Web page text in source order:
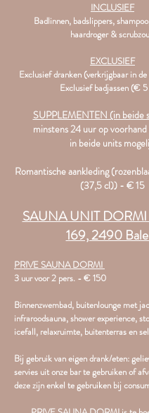
INCLUSIEF
Badlinnen, badslippers,
haardroger &
EXCLUSIEF
Exclusief dranken (verkrijgbaar in
Exclusief badjassen (€
SUPPLEMENTEN (in beide
minstens 24 uur op
in beide units
Romantische aankleding
(37,5 cl)) - € 15
SAUNA UNIT DORMI
169, 2490
PRIVE SAUNA DORMI
3 uur voor 2 pers. - € 150
Binnenzwembad, buitenlounge met
infraroodsauna, shower experience,
icefall, relaxruimte, buitenterras en
Bij gebruik van eigen drank/eten:
servies uit onze bar te gebruiken of
deze zijn enkel te gebruiken bij